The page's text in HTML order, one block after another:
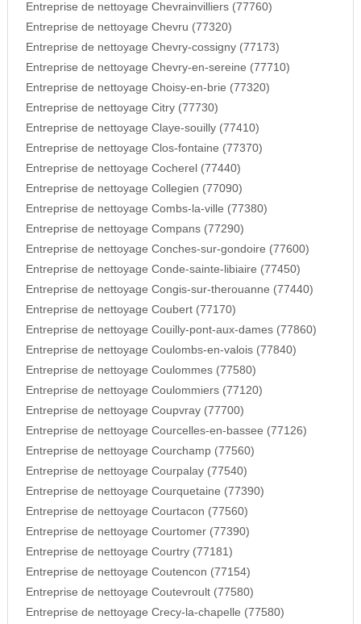
Entreprise de nettoyage Chevrainvilliers (77760)
Entreprise de nettoyage Chevru (77320)
Entreprise de nettoyage Chevry-cossigny (77173)
Entreprise de nettoyage Chevry-en-sereine (77710)
Entreprise de nettoyage Choisy-en-brie (77320)
Entreprise de nettoyage Citry (77730)
Entreprise de nettoyage Claye-souilly (77410)
Entreprise de nettoyage Clos-fontaine (77370)
Entreprise de nettoyage Cocherel (77440)
Entreprise de nettoyage Collegien (77090)
Entreprise de nettoyage Combs-la-ville (77380)
Entreprise de nettoyage Compans (77290)
Entreprise de nettoyage Conches-sur-gondoire (77600)
Entreprise de nettoyage Conde-sainte-libiaire (77450)
Entreprise de nettoyage Congis-sur-therouanne (77440)
Entreprise de nettoyage Coubert (77170)
Entreprise de nettoyage Couilly-pont-aux-dames (77860)
Entreprise de nettoyage Coulombs-en-valois (77840)
Entreprise de nettoyage Coulommes (77580)
Entreprise de nettoyage Coulommiers (77120)
Entreprise de nettoyage Coupvray (77700)
Entreprise de nettoyage Courcelles-en-bassee (77126)
Entreprise de nettoyage Courchamp (77560)
Entreprise de nettoyage Courpalay (77540)
Entreprise de nettoyage Courquetaine (77390)
Entreprise de nettoyage Courtacon (77560)
Entreprise de nettoyage Courtomer (77390)
Entreprise de nettoyage Courtry (77181)
Entreprise de nettoyage Coutencon (77154)
Entreprise de nettoyage Coutevroult (77580)
Entreprise de nettoyage Crecy-la-chapelle (77580)